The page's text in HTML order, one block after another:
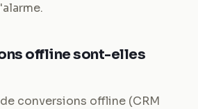
offline sont-elles
conversions offline (CRM